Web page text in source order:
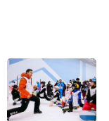
是亚军和季军
都是满额出战
是10人次进决